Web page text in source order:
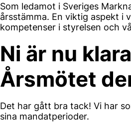
Som ledamot i Sveriges
årsstämma. En viktig aspekt i
kompetenser i styrelsen och
Ni är nu
Årsmötet
Det har gått bra tack! Vi har
sina mandatperioder.